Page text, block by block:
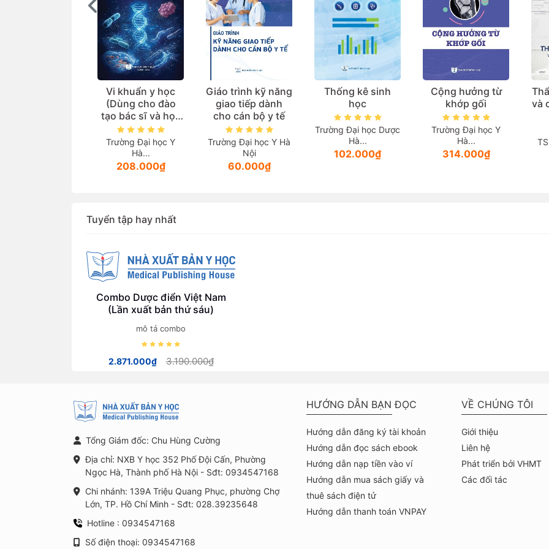
Vi khuẩn y học
(Dùng cho đào
tạo bác sĩ và học
viên sau đại học)
Trường Đại học Y
Hà...
208.000₫
Giáo trình kỹ năng
giao tiếp dành
cho cán bộ y tế
Trường Đại học Y Hà
Nội
60.000₫
Thống kê sinh
học
Trường Đại học Dược
Hà...
102.000₫
Cộng hưởng từ
khớp gối
Trường Đại học Y
Hà...
314.000₫
và
Tuyển tập hay nhất
Combo Dược điển Việt Nam
(Lần xuất bản thứ sáu)
mô tả combo
2.871.000₫ 3.190.000₫
Tổng Giám đốc: Chu Hùng Cường
Địa chỉ: NXB Y học 352 Phố Đội Cấn, Phường
Ngọc Hà, Thành phố Hà Nội - Sđt: 0934547168
Chi nhánh: 139A Triệu Quang Phục, phường Chợ
Lớn, TP. Hồ Chí Minh - Sđt: 028.39235648
Hotline : 0934547168
Số điện thoại: 0934547168
HƯỚNG DẪN BẠN ĐỌC
Hướng dẫn đăng ký tài khoản
Hướng dẫn đọc sách ebook
Hướng dẫn nạp tiền vào ví
Hướng dẫn mua sách giấy và
thuê sách điện tử
Hướng dẫn thanh toán VNPAY
VỀ CHÚNG TÔI
Giới thiệu
Liên hệ
Phát triển bởi VHMT
Các đối tác